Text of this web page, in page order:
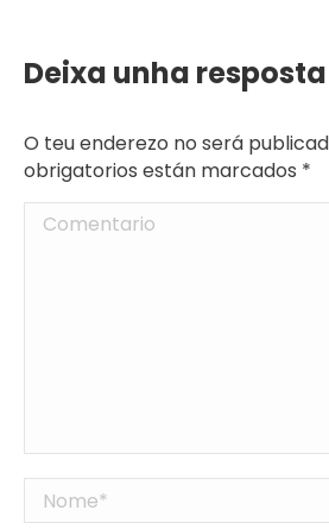
Deixa unha resposta
O teu enderezo no será
obrigatorios están marcados *
Comentario
Nome *